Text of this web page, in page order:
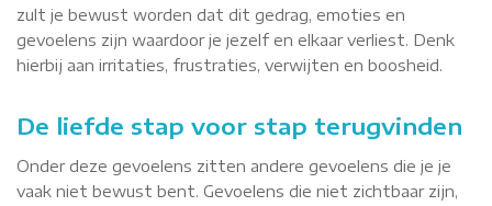
zult je bewust worden dat dit gedrag, emoties en
gevoelens zijn waardoor je jezelf en elkaar verliest. Denk
hierbij aan irritaties, frustraties, verwijten en boosheid.
De liefde stap voor stap terugvinden
Onder deze gevoelens zitten andere gevoelens die je je
vaak niet bewust bent. Gevoelens die niet zichtbaar zijn,